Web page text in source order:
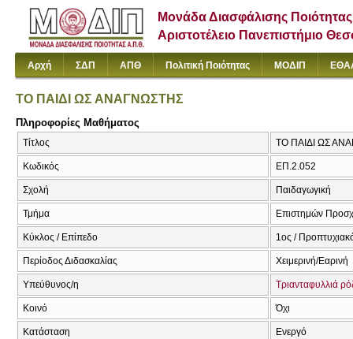
Μονάδα Διασφάλισης Ποιότητας
Αριστοτέλειο Πανεπιστήμιο
Αρχή ΣΔΠ ΑΠΘ Πολιτική Ποιότητας ΜΟΔΙΠ
ΤΟ ΠΑΙΔΙ ΩΣ ΑΝΑΓΝΩΣΤΗΣ
Πληροφορίες Μαθήματος
Τίτλος ΤΟ ΠΑΙΔΙ ΩΣ
Κωδικός ΕΠ.2.052
Σχολή Παιδαγωγική
Τμήμα Επιστημών
Κύκλος / Επίπεδο 1ος /
Περίοδος Διδασκαλίας Χειμερινή/Εαρινή
Υπεύθυνος/η Τριανταφυλλιά
Κοινό Όχι
Κατάσταση Ενεργό